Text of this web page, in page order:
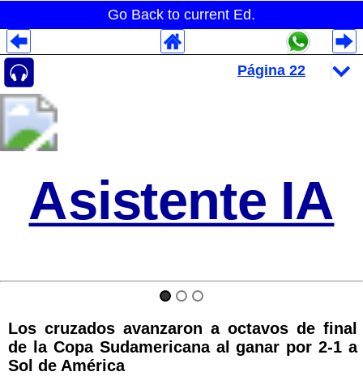
Go Back to current Ed.
Asistente IA
Los cruzados avanzaron a octavos de final
de la Copa Sudamericana al ganar por 2-1 a
Sol de América
Despliegues Analytics
Despliegues Totales
Despliegues por Rubros